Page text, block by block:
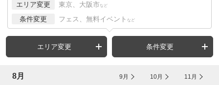
エリア変更 東京、大阪市 など
条件変更 フェス、無料イベント など
エリア変更 条件変更
8月 9月 10月 11月